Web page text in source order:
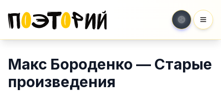
Макс Бороденко — Старые
произведения